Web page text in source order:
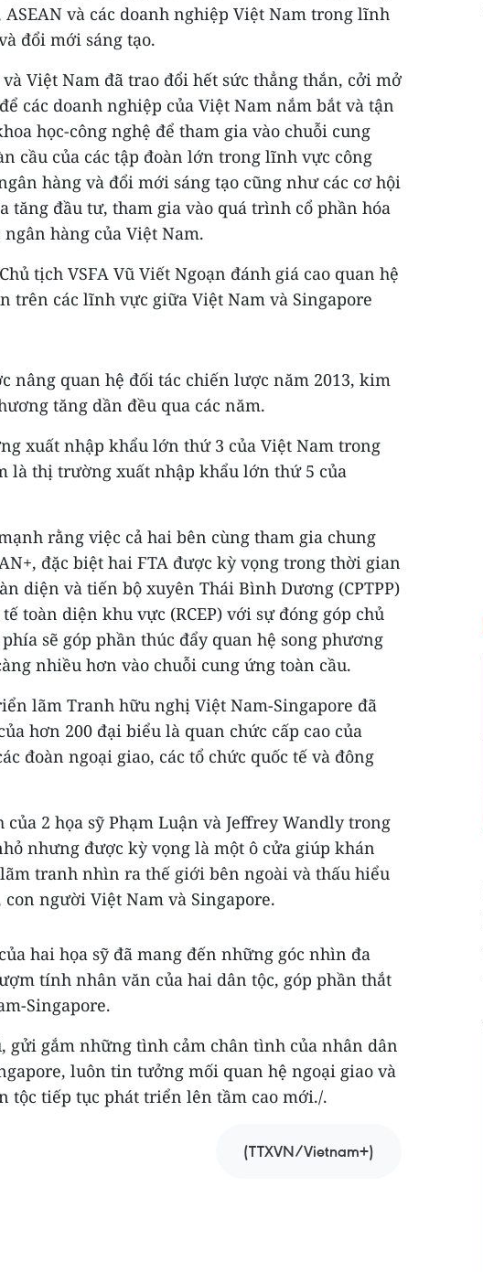
và các doanh nghiệp Việt Nam trong lĩnh
đổi mới sáng tạo.
Việt Nam đã trao đổi hết sức thẳng thắn, cởi mở
các doanh nghiệp của Việt Nam nắm bắt và tận
học-công nghệ để tham gia vào chuỗi cung
cầu của các tập đoàn lớn trong lĩnh vực công
hàng và đổi mới sáng tạo cũng như các cơ hội
tăng đầu tư, tham gia vào quá trình cổ phần hóa
hàng của Việt Nam.
tịch VSFA Vũ Viết Ngoạn đánh giá cao quan hệ
trên các lĩnh vực giữa Việt Nam và Singapore
nâng quan hệ đối tác chiến lược năm 2013, kim
tăng dần đều qua các năm.
xuất nhập khẩu lớn thứ 3 của Việt Nam trong
là thị trường xuất nhập khẩu lớn thứ 5 của
rằng việc cả hai bên cùng tham gia chung
đặc biệt hai FTA được kỳ vọng trong thời gian
diện và tiến bộ xuyên Thái Bình Dương (CPTPP)
toàn diện khu vực (RCEP) với sự đóng góp chủ
sẽ góp phần thúc đẩy quan hệ song phương
nhiều hơn vào chuỗi cung ứng toàn cầu.
lãm Tranh hữu nghị Việt Nam-Singapore đã
hơn 200 đại biểu là quan chức cấp cao của
đoàn ngoại giao, các tổ chức quốc tế và đông
2 họa sỹ Phạm Luận và Jeffrey Wandly trong
nhưng được kỳ vọng là một ô cửa giúp khán
tranh nhìn ra thế giới bên ngoài và thấu hiểu
người Việt Nam và Singapore.
hai họa sỹ đã mang đến những góc nhìn đa
tính nhân văn của hai dân tộc, góp phần thắt
Singapore.
gắm những tình cảm chân tình của nhân dân
luôn tin tưởng mối quan hệ ngoại giao và
tộc tiếp tục phát triển lên tầm cao mới./.
(TTXVN/Vietnam+)